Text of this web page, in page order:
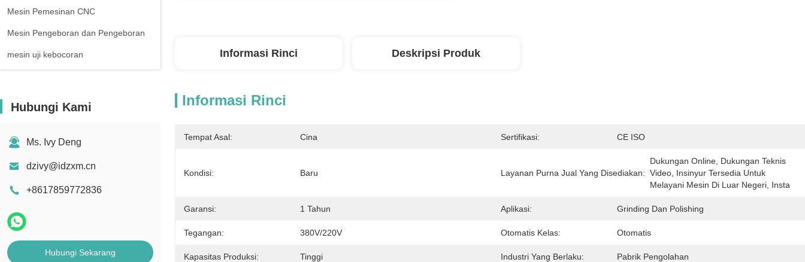
Mesin Pemesinan CNC
Mesin Pengeboran dan Pengeboran
mesin uji kebocoran
Hubungi Kami
Ms. Ivy Deng
dzivy@idzxm.cn
+8617859772836
Hubungi Sekarang
Informasi Rinci Deskripsi Produk
Informasi Rinci
Tempat Asal: Cina Sertifikasi: CE ISO
Kondisi: Baru Layanan Purna Jual Yang Disediakan:
Dukungan Online, Dukungan Teknis
Video, Insinyur Tersedia Untuk
Melayani Mesin Di Luar Negeri, Insta
Garansi: 1 Tahun Aplikasi: Grinding Dan Polishing
Tegangan: 380V/220V Otomatis Kelas: Otomatis
Kapasitas Produksi: Tinggi Industri Yang Berlaku: Pabrik Pengolahan